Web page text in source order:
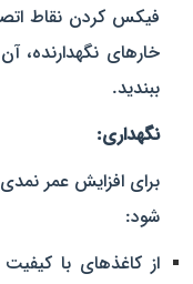
فیکس کردن نقاط
خارهای نگهدارنده،
ببندید.
نگهداری:
برای افزایش عمر
شود:
از کاغذهای با